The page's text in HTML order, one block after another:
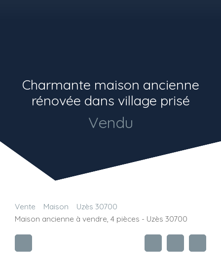
Charmante maison ancienne
rénovée dans village prisé
Vendu
Vente Maison
Uzès 30700
Maison ancienne à vendre, 4 pièces - Uzès 30700